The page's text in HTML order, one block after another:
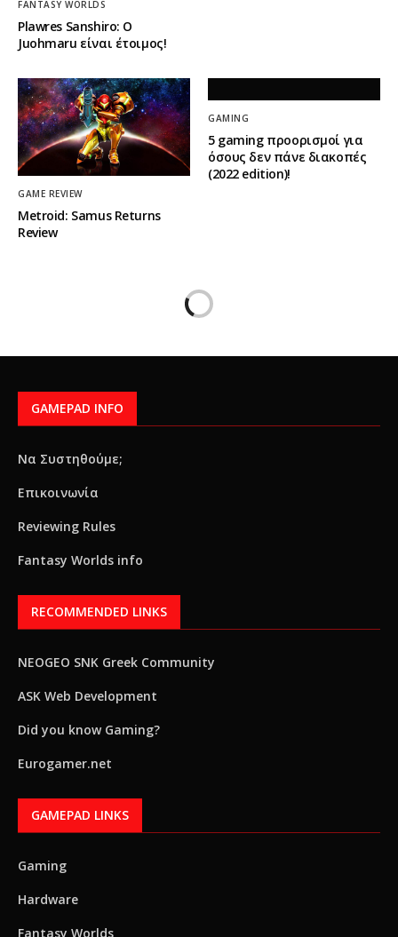
FANTASY WORLDS
Plawres Sanshiro: Ο
Juohmaru είναι έτοιμος!
GAME REVIEW
Metroid: Samus Returns
Review
GAMING
5 gaming προορισμοί για
όσους δεν πάνε διακοπές
(2022 edition)!
GAMEPAD INFO
Να Συστηθούμε;
Επικοινωνία
Reviewing Rules
Fantasy Worlds info
RECOMMENDED LINKS
NEOGEO SNK Greek Community
ASK Web Development
Did you know Gaming?
Eurogamer.net
GAMEPAD LINKS
Gaming
Hardware
Fantasy Worlds